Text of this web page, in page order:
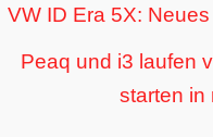
VW ID Era 5X:
Peaq und i3 laufen
starten in